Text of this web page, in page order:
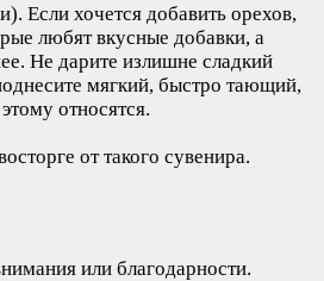
Если хочется добавить орехов,
любят вкусные добавки, а
Не дарите излишне сладкий
мягкий, быстро тающий,
относятся.
от такого сувенира.
или благодарности.